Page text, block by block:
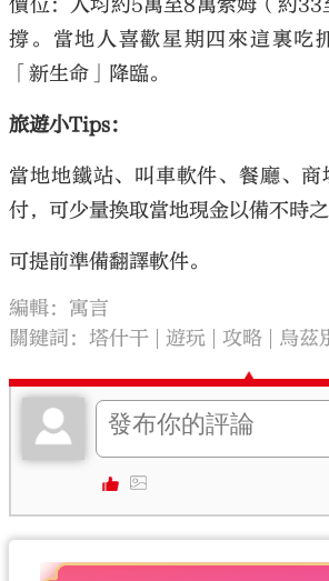
價位：人均約5萬至8萬索姆（約33
撐。當地人喜歡星期四來這裏吃
「新生命」降臨。
旅遊小Tips：
當地地鐵站、叫車軟件、餐廳、
付，可少量換取當地現金以備不時之
可提前準備翻譯軟件。
編輯：寓言
關鍵詞：塔什干 遊玩 攻略 烏茲